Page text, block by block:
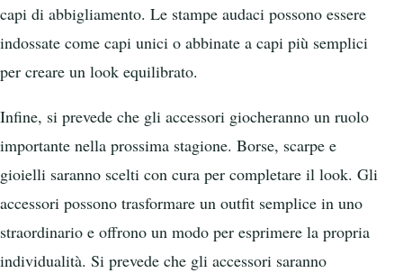
capi di abbigliamento. Le stampe audaci possono essere
indossate come capi unici o abbinate a capi più semplici
per creare un look equilibrato.
Infine, si prevede che gli accessori giocheranno un ruolo
importante nella prossima stagione. Borse, scarpe e
gioielli saranno scelti con cura per completare il look. Gli
accessori possono trasformare un outfit semplice in uno
straordinario e offrono un modo per esprimere la propria
individualità. Si prevede che gli accessori saranno